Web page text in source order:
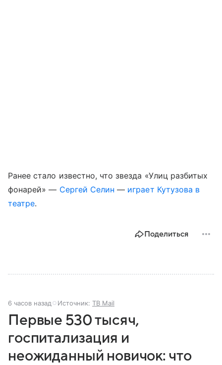
Ранее стало известно, что звезда «Улиц разбитых
фонарей» — Сергей Селин — играет Кутузова в
театре.
Поделиться
6 часов назад Источник: ТВ Mail
Первые 530 тысяч,
госпитализация и
неожиданный новичок: что